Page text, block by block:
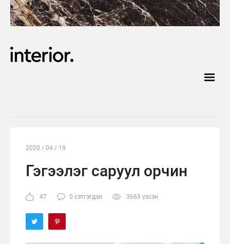
2020 / 04 / 19
Гэгээлэг саруул орчин
47 0 сэтгэгдэл 3663 үзсэн